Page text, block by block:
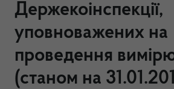
Держекоінспекції,
уповноважених на
проведення
(станом на